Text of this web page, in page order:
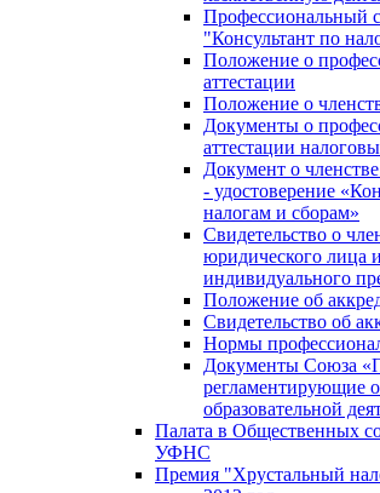
Профессиональный
"Консультант по
Положение о
аттестации
Положение о
Документы о
аттестации
Документ о
- удостоверение
налогам и сборам»
Свидетельство о
юридического лица и
индивидуального
Положение об
Свидетельство об
Нормы
Документы Союза
регламентирующие
образовательной
Палата в Общественных
УФНС
Премия "Хрустальный